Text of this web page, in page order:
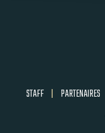
STAFF | PARTENAIRES